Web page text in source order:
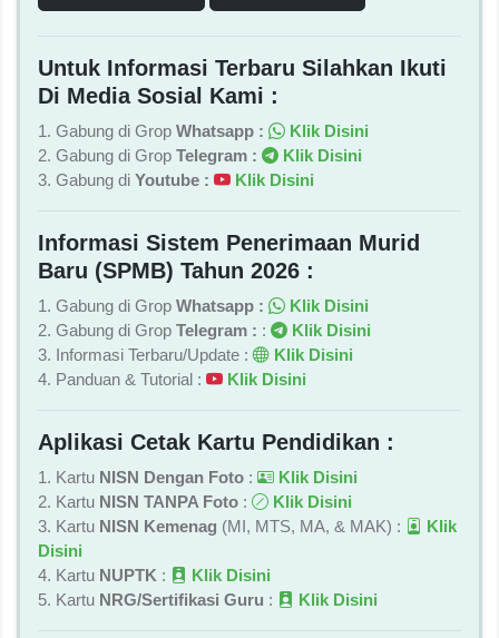
Untuk Informasi Terbaru Silahkan Ikuti
Di Media Sosial Kami :
1. Gabung di Grop Whatsapp :
Klik Disini
2. Gabung di Grop Telegram :
Klik Disini
3. Gabung di Youtube : Klik Disini
Informasi Sistem Penerimaan Murid
Baru (SPMB) Tahun 2026 :
1. Gabung di Grop Whatsapp :
Klik Disini
2. Gabung di Grop Telegram : :
Klik Disini
3. Informasi Terbaru/Update :
Klik Disini
4. Panduan & Tutorial :
Klik Disini
Aplikasi Cetak Kartu Pendidikan :
1. Kartu NISN Dengan Foto :
Klik Disini
2. Kartu NISN TANPA Foto :
Klik Disini
3. Kartu NISN Kemenag (MI, MTS, MA, & MAK) :
Klik
Disini
4. Kartu NUPTK :
Klik Disini
5. Kartu NRG/Sertifikasi Guru : Klik Disini